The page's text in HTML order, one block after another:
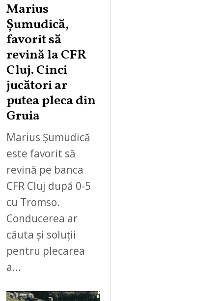
Marius
Șumudică,
favorit să
revină la CFR
Cluj. Cinci
jucători ar
putea pleca din
Gruia
Marius Șumudică
este favorit să
revină pe banca
CFR Cluj după 0-5
cu Tromso.
Conducerea ar
căuta și soluții
pentru plecarea
a…